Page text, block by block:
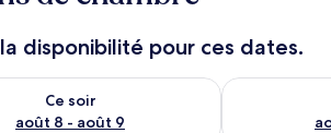
disponibilité pour ces dates.
Ce soir
août 8 - août 9
pour ce soir août 8 - août 9
Vérifier la